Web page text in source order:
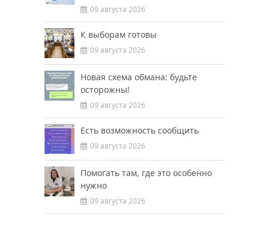
09 августа 2026
К выборам готовы
09 августа 2026
Новая схема обмана: будьте
осторожны!
09 августа 2026
Есть возможность сообщить
09 августа 2026
Помогать там, где это особенно
нужно
09 августа 2026